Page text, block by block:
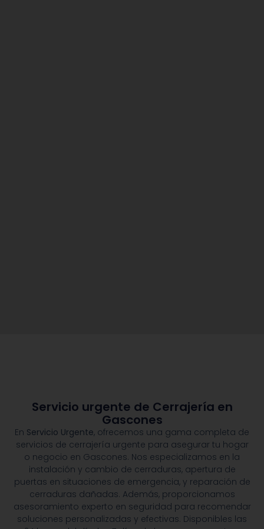
Servicio urgente de Cerrajería en
Gascones
En Servicio Urgente, ofrecemos una gama completa de
servicios de cerrajería urgente para asegurar tu hogar
o negocio en Gascones. Nos especializamos en la
instalación y cambio de cerraduras, apertura de
puertas en situaciones de emergencia, y reparación de
cerraduras dañadas. Además, proporcionamos
asesoramiento experto en seguridad para recomendar
soluciones personalizadas y efectivas. Disponibles las